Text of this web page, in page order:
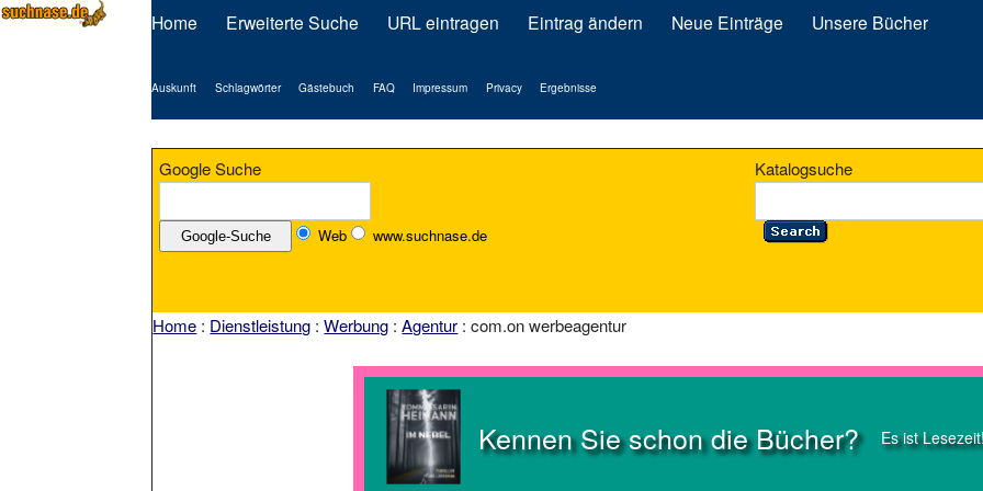
Home Erweiterte Suche URL eintragen Eintrag ändern Neue Einträge Unsere Bücher
Auskunft Schlagwörter Gästebuch FAQ Impressum Privacy Ergebnisse
Google Suche
Web www.suchnase.de
Katalogsuche
Home : Dienstleistung :Werbung :Agentur : com.on werbeagentur
Kennen Sie schon die Bücher? Es ist